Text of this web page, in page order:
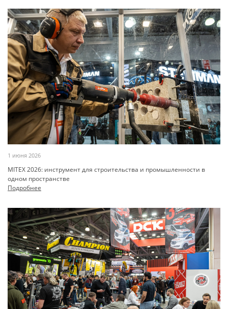
1 июня 2026
MITEX 2026: инструмент для строительства и промышленности в
одном пространстве
Подробнее